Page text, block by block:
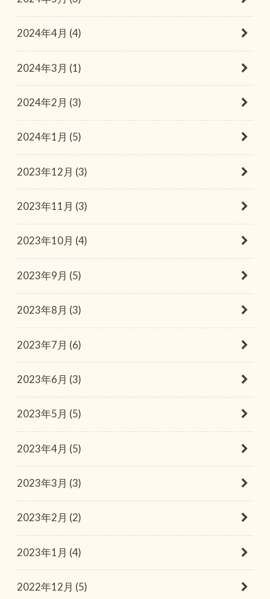
2024年4月 (4)
2024年3月 (1)
2024年2月 (3)
2024年1月 (5)
2023年12月 (3)
2023年11月 (3)
2023年10月 (4)
2023年9月 (5)
2023年8月 (3)
2023年7月 (6)
2023年6月 (3)
2023年5月 (5)
2023年4月 (5)
2023年3月 (3)
2023年2月 (2)
2023年1月 (4)
2022年12月 (5)